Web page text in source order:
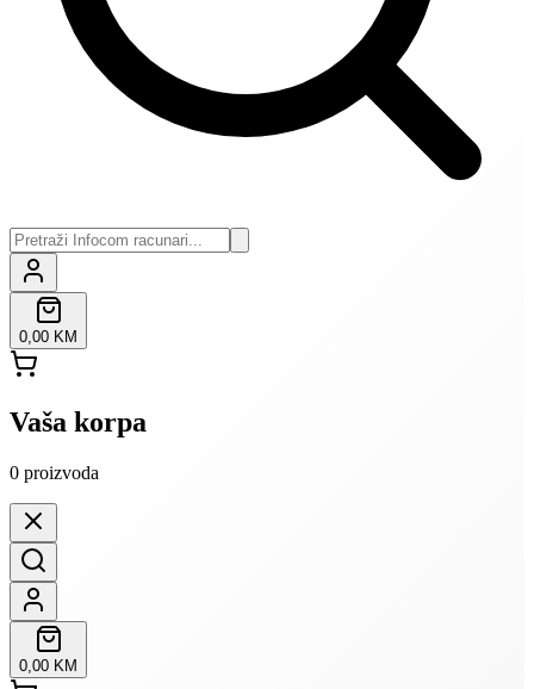
0,00 KM
Vaša korpa
0 proizvoda
0,00 KM